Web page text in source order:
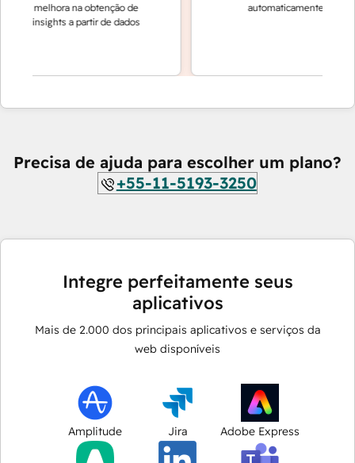
melhora na obtenção de
insights a partir de dados
automaticamente
Precisa de ajuda para escolher um plano?
+55-11-5193-3250
Integre perfeitamente seus
aplicativos
Mais de 2.000 dos principais aplicativos e serviços da
web disponíveis
Amplitude Jira Adobe Express